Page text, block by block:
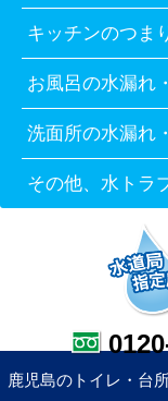
キッチンのつま
お風呂の水漏れ
洗面所の水漏れ
その他、水トラ
鹿児島のトイレ・台